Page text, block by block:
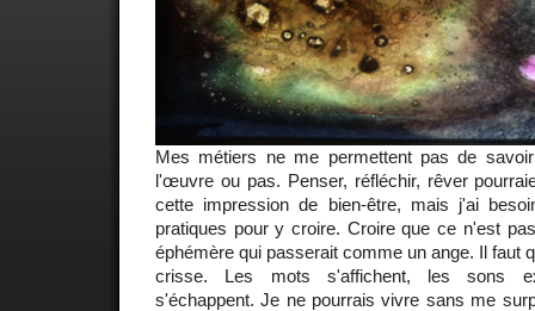
Mes métiers ne me permettent pas de
l'œuvre ou pas. Penser, réfléchir, rêver
cette impression de bien-être, mais j'ai
pratiques pour y croire. Croire que ce n'est
éphémère qui passerait comme un ange. Il faut
crisse. Les mots s'affichent, les sons
s'échappent. Je ne pourrais vivre sans me